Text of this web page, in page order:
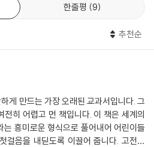
전 맛보기』는 만화와 코스 요리라는 형
알아 두어야 할 고전을 쏙쏙 담았답니
전의 배경지식
람이었어요. 어느 날 하인이 구두를 닦지
질 텐데 닦으면 뭐 합니까?”라고 말하자,
으면 뭐 하나?”라고 대답했다고 하지요.
한줄평 9
추천순
게 만드는 가장 오래된 교과서입니다. 그
전히 어렵고 먼 책입니다. 이 책은 세계의
흥미로운 형식으로 풀어내어 어린이들
걸음을 내딛도록 이끌어 줍니다. 고전을